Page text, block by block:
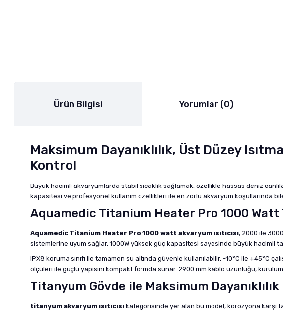
Ürün Bilgisi Yorumlar (0)
Maksimum Dayanıklılık, Üst Düzey
Kontrol
Büyük hacimli akvaryumlarda stabil sıcaklık sağlamak, özellikle hassas deniz
kapasitesi ve profesyonel kullanım özellikleri ile en zorlu akvaryum koşullarında
Aquamedic Titanium Heater Pro 1000
Aquamedic Titanium Heater Pro 1000 watt akvaryum ısıtıcısı, 2000 ile
sistemlerine uyum sağlar. 1000W yüksek güç kapasitesi sayesinde büyük hacimli
IPX8 koruma sınıfı ile tamamen su altında güvenle kullanılabilir. -10°C ile +45°C
ölçüleri ile güçlü yapısını kompakt formda sunar. 2900 mm kablo uzunluğu,
Titanyum Gövde ile Maksimum Dayanıklılık
titanyum akvaryum ısıtıcısı kategorisinde yer alan bu model, korozyona karşı